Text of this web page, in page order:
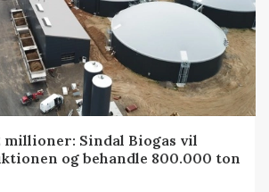
millioner: Sindal Biogas vil
og behandle 800.000 ton